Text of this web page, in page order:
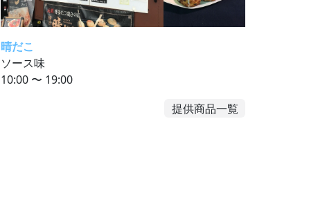
晴だこ
ソース味
10:00 〜 19:00
提供商品一覧